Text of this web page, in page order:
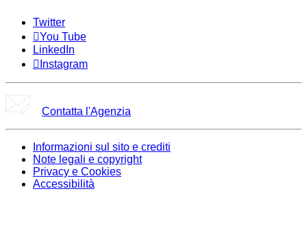
Twitter
You Tube
LinkedIn
Instagram
Contatta l'Agenzia
Informazioni sul sito e crediti
Note legali e copyright
Privacy e Cookies
Accessibilità